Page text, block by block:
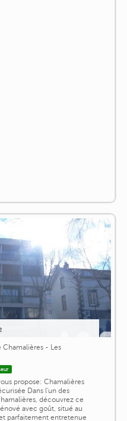
Chamalières - Les
propose: Chamalières
Dans l'un des
découvrez ce
avec goût, situé au
parfaitement entretenue